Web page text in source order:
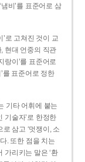
냄비’를 표준어로 삼
’로 고쳐진 것이 교
현대 언중의 직관
랑이’를 표준어로
를 표준어로 정한
기타 어휘에 붙는
기술자’로 한정한
로 삼고 ‘멋쟁이, 소
. 또한 점을 치는
가리키는 말은 ‘환